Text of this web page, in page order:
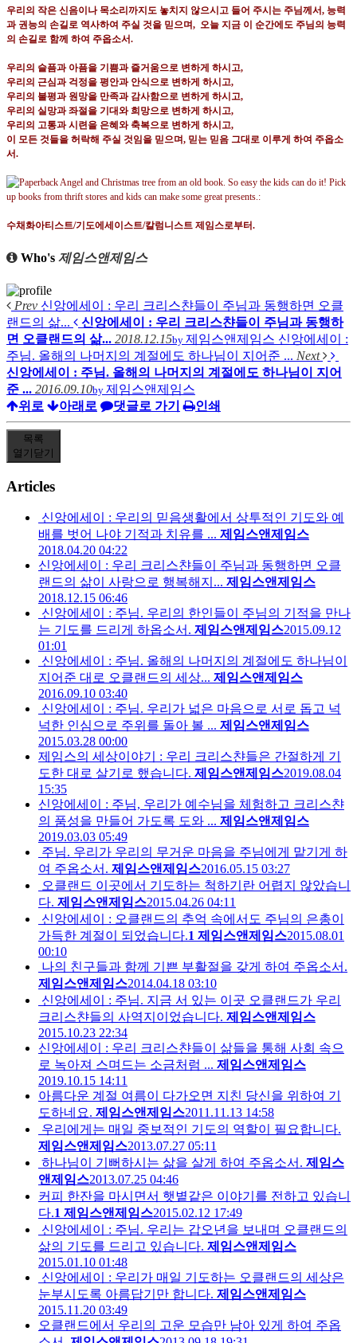
우리의 작은 신음이나 목소리까지도 놓치지 않으시고 들어 주시는 주님께서, 능력
과 권능의 손길로 역사하여 주실 것을 믿으며, 오늘 지금 이 순간에도 주님의 능력
의 손길로 함께 하여 주옵소서.
우리의 슬픔과 아픔을 기쁨과 즐거움으로 변하게 하시고,
우리의 근심과 걱정을 평안과 안식으로 변하게 하시고,
우리의 불평과 원망을 만족과 감사함으로 변하게 하시고,
우리의 실망과 좌절을 기대와 희망으로 변하게 하시고,
우리의 고통과 시련을 은혜와 축복으로 변하게 하시고,
이 모든 것들을 허락해 주실 것임을 믿으며, 믿는 믿음 그대로 이루게 하여 주옵소
서.
수채화아티스트/기도에세이스트/칼럼니스트 제임스로부터.
Who's 제임스앤제임스
Prev 신앙에세이 : 우리 크리스챤들이 주님과 동행하면 오클
랜드의 삶...
신앙에세이 : 우리 크리스챤들이 주님과 동행하
면 오클랜드의 삶... 2018.12.15by 제임스앤제임스 신앙에세이 :
주님. 올해의 나머지의 계절에도 하나님이 지어준 ... Next
신앙에세이 : 주님. 올해의 나머지의 계절에도 하나님이 지어
준 ... 2016.09.10by 제임스앤제임스
위로
아래로 댓글로 가기 인쇄
목록
열기 닫기
Articles
신앙에세이 : 우리의 믿음생활에서 상투적인 기도와 예
배를 벗어 나야 기적과 치유를 ... 제임스앤제임스
2018.04.20 04:22
신앙에세이 : 우리 크리스챤들이 주님과 동행하면 오클
랜드의 삶이 사랑으로 행복해지... 제임스앤제임스
2018.12.15 06:46
신앙에세이 : 주님. 우리의 한인들이 주님의 기적을 만나
는 기도를 드리게 하옵소서. 제임스앤제임스2015.09.12
01:01
신앙에세이 : 주님. 올해의 나머지의 계절에도 하나님이
지어준 대로 오클랜드의 세상... 제임스앤제임스
2016.09.10 03:40
신앙에세이 : 주님. 우리가 넓은 마음으로 서로 돕고 넉
넉한 인심으로 주위를 돌아 볼 ... 제임스앤제임스
2015.03.28 00:00
제임스의 세상이야기 : 우리 크리스챤들은 간절하게 기
도한 대로 살기로 했습니다. 제임스앤제임스2019.08.04
15:35
신앙에세이 : 주님, 우리가 예수님을 체험하고 크리스챤
의 품성을 만들어 가도록 도와 ... 제임스앤제임스
2019.03.03 05:49
주님. 우리가 우리의 무거운 마음을 주님에게 맡기게 하
여 주옵소서. 제임스앤제임스2016.05.15 03:27
오클랜드 이곳에서 기도하는 척하기란 어렵지 않았습니
다. 제임스앤제임스2015.04.26 04:11
신앙에세이 : 오클랜드의 추억 속에서도 주님의 은총이
가득한 계절이 되었습니다.1 제임스앤제임스2015.08.01
00:10
나의 친구들과 함께 기쁜 부활절을 갖게 하여 주옵소서.
제임스앤제임스2014.04.18 03:10
신앙에세이 : 주님. 지금 서 있는 이곳 오클랜드가 우리
크리스챤들의 사역지이었습니다. 제임스앤제임스
2015.10.23 22:34
신앙에세이 : 우리 크리스챤들이 삶들을 통해 사회 속으
로 녹아져 스며드는 소금처럼 ... 제임스앤제임스
2019.10.15 14:11
아름다운 계절 여름이 다가오면 지친 당신을 위하여 기
도하네요. 제임스앤제임스2011.11.13 14:58
우리에게는 매일 중보적인 기도의 역할이 필요합니다.
제임스앤제임스2013.07.27 05:11
하나님이 기뻐하시는 삶을 살게 하여 주옵소서. 제임스
앤제임스2013.07.25 04:46
커피 한잔을 마시면서 햇볕같은 이야기를 전하고 있습니
다.1 제임스앤제임스2015.02.12 17:49
신앙에세이 : 주님. 우리는 갑오년을 보내며 오클랜드의
삶의 기도를 드리고 있습니다. 제임스앤제임스
2015.01.10 01:48
신앙에세이 : 우리가 매일 기도하는 오클랜드의 세상은
눈부시도록 아름답기만 합니다. 제임스앤제임스
2015.11.20 03:49
오클랜드에서 우리의 고운 모습만 남아 있게 하여 주옵